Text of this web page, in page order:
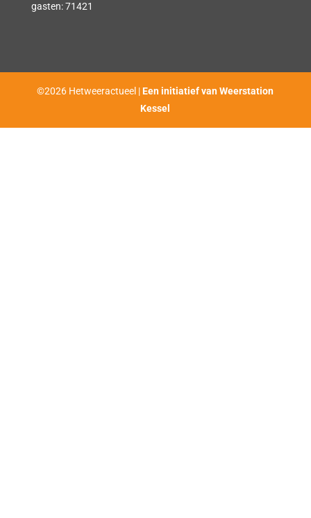
gasten: 71421
©2026 Hetweeractueel |Een initiatief van Weerstation
Kessel